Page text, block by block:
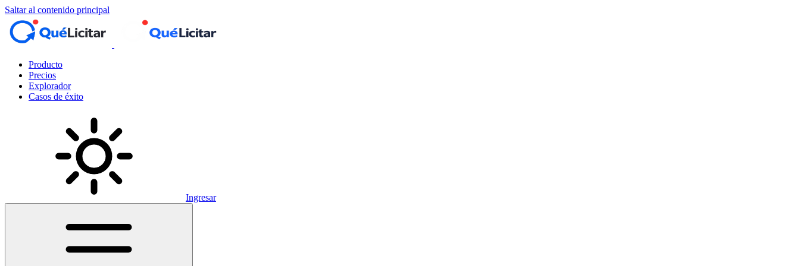
Saltar al contenido principal
Producto
Precios
Explorador
Casos de éxito
Ingresar